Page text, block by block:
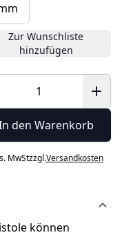
Zur Wunschliste
hinzufügen
den Warenkorb
MwStzzgl.Versandkosten
können